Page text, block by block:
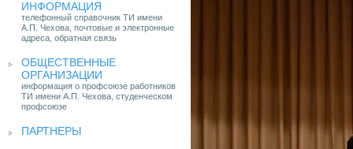
ИНФОРМАЦИЯ
телефонный справочник ТИ имени
А.П. Чехова, почтовые и электронные
адреса, обратная связь
ОБЩЕСТВЕННЫЕ
ОРГАНИЗАЦИИ
информация о профсоюзе работников
ТИ имени А.П. Чехова, студенческом
профсоюзе
ПАРТНЕРЫ